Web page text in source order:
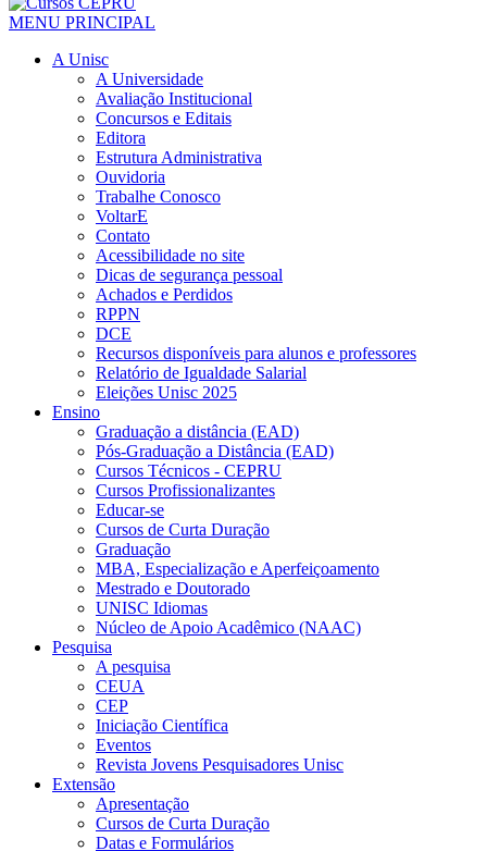
MENU PRINCIPAL
A Unisc
A Universidade
Avaliação Institucional
Concursos e Editais
Editora
Estrutura Administrativa
Ouvidoria
Trabalhe Conosco
VoltarE
Contato
Acessibilidade no site
Dicas de segurança pessoal
Achados e Perdidos
RPPN
DCE
Recursos disponíveis para alunos e professores
Relatório de Igualdade Salarial
Eleições Unisc 2025
Ensino
Graduação a distância (EAD)
Pós-Graduação a Distância (EAD)
Cursos Técnicos - CEPRU
Cursos Profissionalizantes
Educar-se
Cursos de Curta Duração
Graduação
MBA, Especialização e Aperfeiçoamento
Mestrado e Doutorado
UNISC Idiomas
Núcleo de Apoio Acadêmico (NAAC)
Pesquisa
A pesquisa
CEUA
CEP
Iniciação Científica
Eventos
Revista Jovens Pesquisadores Unisc
Extensão
Apresentação
Cursos de Curta Duração
Datas e Formulários